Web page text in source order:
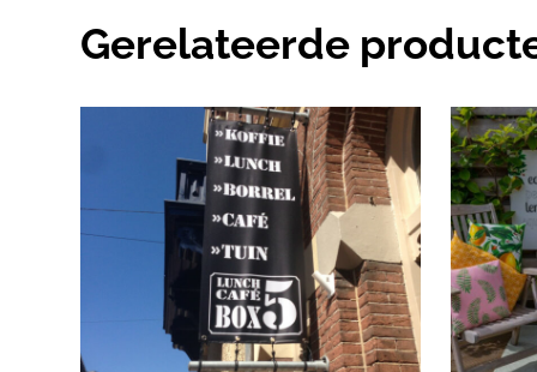
Gerelateerde